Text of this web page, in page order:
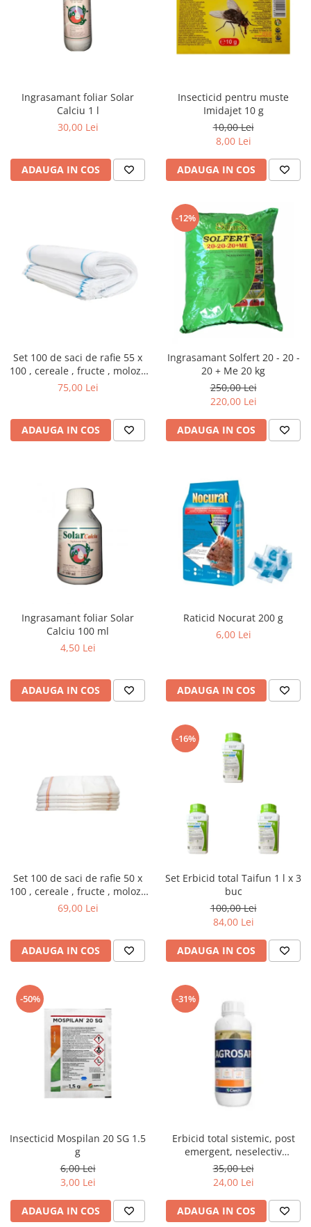
Ingrasamant foliar Solar
Calciu 1 l
30,00 Lei
ADAUGA IN COS
Insecticid pentru muste
Imidajet 10 g
10,00 Lei
8,00 Lei
ADAUGA IN COS
Set 100 de saci de rafie 55 x
100 , cereale , fructe , moloz ,
menaj si depozitare
75,00 Lei
ADAUGA IN COS
-12%
Ingrasamant Solfert 20 - 20 -
20 + Me 20 kg
250,00 Lei
220,00 Lei
ADAUGA IN COS
Ingrasamant foliar Solar
Calciu 100 ml
4,50 Lei
ADAUGA IN COS
Raticid Nocurat 200 g
6,00 Lei
ADAUGA IN COS
Set 100 de saci de rafie 50 x
100 , cereale , fructe , moloz ,
menaj si depozitare
69,00 Lei
ADAUGA IN COS
-16%
Set Erbicid total Taifun 1 l x 3
buc
100,00 Lei
84,00 Lei
ADAUGA IN COS
-50%
Insecticid Mospilan 20 SG 1.5
g
6,00 Lei
3,00 Lei
ADAUGA IN COS
-31%
Erbicid total sistemic, post
emergent, neselectiv
(buruieni monocotiledonate si
dicotiledonate, anuale si
perene), Agrosar360 SL,
35,00 Lei
24,00 Lei
ADAUGA IN COS